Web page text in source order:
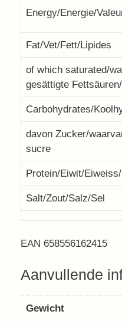
Energy/Energie/
Fat/Vet/Fett/Lipides
of which saturated/
gesättigte
Carbohydrates/
davon Zucker/
sucre
Protein/Eiwit/
Salt/Zout/Salz/Sel
EAN 658556162415
Aanvullende
Gewicht